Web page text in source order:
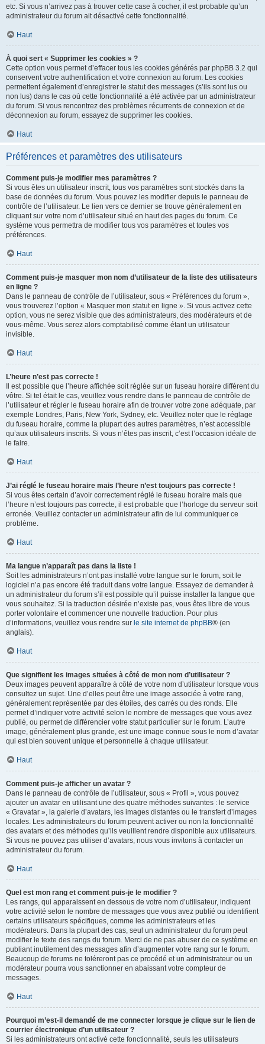
etc. Si vous n’arrivez pas à trouver cette case à cocher, il est probable qu’un
administrateur du forum ait désactivé cette fonctionnalité.
Haut
À quoi sert « Supprimer les cookies » ?
Cette option vous permet d’effacer tous les cookies générés par phpBB 3.2 qui
conservent votre authentification et votre connexion au forum. Les cookies
permettent également d’enregistrer le statut des messages (s’ils sont lus ou
non lus) dans le cas où cette fonctionnalité a été activée par un administrateur
du forum. Si vous rencontrez des problèmes récurrents de connexion et de
déconnexion au forum, essayez de supprimer les cookies.
Haut
Préférences et paramètres des utilisateurs
Comment puis-je modifier mes paramètres ?
Si vous êtes un utilisateur inscrit, tous vos paramètres sont stockés dans la
base de données du forum. Vous pouvez les modifier depuis le panneau de
contrôle de l’utilisateur. Le lien vers ce dernier se trouve généralement en
cliquant sur votre nom d’utilisateur situé en haut des pages du forum. Ce
système vous permettra de modifier tous vos paramètres et toutes vos
préférences.
Haut
Comment puis-je masquer mon nom d’utilisateur de la liste des utilisateurs
en ligne ?
Dans le panneau de contrôle de l’utilisateur, sous « Préférences du forum »,
vous trouverez l’option « Masquer mon statut en ligne ». Si vous activez cette
option, vous ne serez visible que des administrateurs, des modérateurs et de
vous-même. Vous serez alors comptabilisé comme étant un utilisateur
invisible.
Haut
L’heure n’est pas correcte !
Il est possible que l’heure affichée soit réglée sur un fuseau horaire différent du
vôtre. Si tel était le cas, veuillez vous rendre dans le panneau de contrôle de
l’utilisateur et régler le fuseau horaire afin de trouver votre zone adéquate, par
exemple Londres, Paris, New York, Sydney, etc. Veuillez noter que le réglage
du fuseau horaire, comme la plupart des autres paramètres, n’est accessible
qu’aux utilisateurs inscrits. Si vous n’êtes pas inscrit, c’est l’occasion idéale de
le faire.
Haut
J’ai réglé le fuseau horaire mais l’heure n’est toujours pas correcte !
Si vous êtes certain d’avoir correctement réglé le fuseau horaire mais que
l’heure n’est toujours pas correcte, il est probable que l’horloge du serveur soit
erronée. Veuillez contacter un administrateur afin de lui communiquer ce
problème.
Haut
Ma langue n’apparaît pas dans la liste !
Soit les administrateurs n’ont pas installé votre langue sur le forum, soit le
logiciel n’a pas encore été traduit dans votre langue. Essayez de demander à
un administrateur du forum s’il est possible qu’il puisse installer la langue que
vous souhaitez. Si la traduction désirée n’existe pas, vous êtes libre de vous
porter volontaire et commencer une nouvelle traduction. Pour plus
d’informations, veuillez vous rendre sur le site internet de phpBB® (en
anglais).
Haut
Que signifient les images situées à côté de mon nom d’utilisateur ?
Deux images peuvent apparaître à côté de votre nom d’utilisateur lorsque vous
consultez un sujet. Une d’elles peut être une image associée à votre rang,
généralement représentée par des étoiles, des carrés ou des ronds. Elle
permet d’indiquer votre activité selon le nombre de messages que vous avez
publié, ou permet de différencier votre statut particulier sur le forum. L’autre
image, généralement plus grande, est une image connue sous le nom d’avatar
qui est bien souvent unique et personnelle à chaque utilisateur.
Haut
Comment puis-je afficher un avatar ?
Dans le panneau de contrôle de l’utilisateur, sous « Profil », vous pouvez
ajouter un avatar en utilisant une des quatre méthodes suivantes : le service
« Gravatar », la galerie d’avatars, les images distantes ou le transfert d’images
locales. Les administrateurs du forum peuvent activer ou non la fonctionnalité
des avatars et des méthodes qu’ils veuillent rendre disponible aux utilisateurs.
Si vous ne pouvez pas utiliser d’avatars, nous vous invitons à contacter un
administrateur du forum.
Haut
Quel est mon rang et comment puis-je le modifier ?
Les rangs, qui apparaissent en dessous de votre nom d’utilisateur, indiquent
votre activité selon le nombre de messages que vous avez publié ou identifient
certains utilisateurs spécifiques, comme les administrateurs et les
modérateurs. Dans la plupart des cas, seul un administrateur du forum peut
modifier le texte des rangs du forum. Merci de ne pas abuser de ce système en
publiant inutilement des messages afin d’augmenter votre rang sur le forum.
Beaucoup de forums ne toléreront pas ce procédé et un administrateur ou un
modérateur pourra vous sanctionner en abaissant votre compteur de
messages.
Haut
Pourquoi m’est-il demandé de me connecter lorsque je clique sur le lien de
courrier électronique d’un utilisateur ?
Si les administrateurs ont activé cette fonctionnalité, seuls les utilisateurs